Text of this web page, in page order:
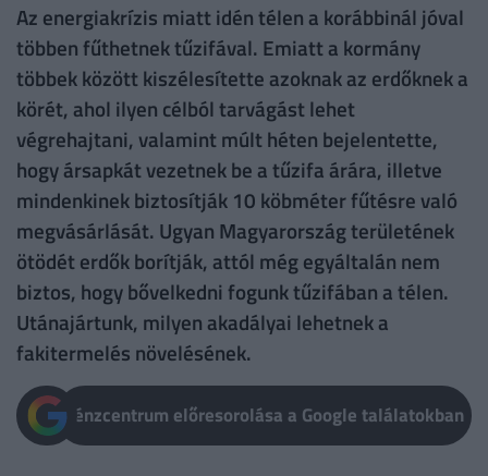
Az energiakrízis miatt idén télen a korábbinál jóval
többen fűthetnek tűzifával. Emiatt a kormány
többek között kiszélesítette azoknak az erdőknek a
körét, ahol ilyen célból tarvágást lehet
végrehajtani, valamint múlt héten bejelentette,
hogy ársapkát vezetnek be a tűzifa árára, illetve
mindenkinek biztosítják 10 köbméter fűtésre való
megvásárlását. Ugyan Magyarország területének
ötödét erdők borítják, attól még egyáltalán nem
biztos, hogy bővelkedni fogunk tűzifában a télen.
Utánajártunk, milyen akadályai lehetnek a
fakitermelés növelésének.
Pénzcentrum előresorolása a Google találatokban